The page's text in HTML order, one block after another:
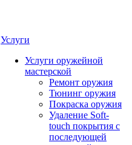
Услуги
Услуги оружейной
мастерской
Ремонт оружия
Тюнинг оружия
Покраска оружия
Удаление Soft-
touch покрытия с
последующей